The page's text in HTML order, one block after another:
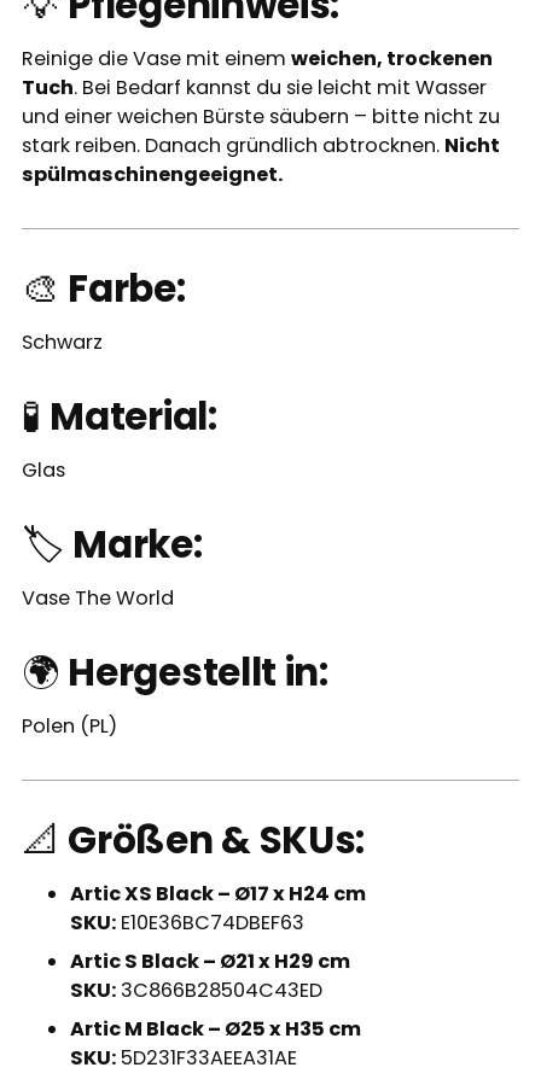
Reinige die Vase mit einem weichen, trockenen
Tuch. Bei Bedarf kannst du sie leicht mit Wasser
und einer weichen Bürste säubern – bitte nicht zu
stark reiben. Danach gründlich abtrocknen. Nicht
spülmaschinengeeignet.
🎨 Farbe:
Schwarz
🧪 Material:
Glas
🏷️ Marke:
Vase The World
🌍 Hergestellt in:
Polen (PL)
📐 Größen & SKUs:
Artic XS Black – Ø17 x H24 cm
SKU: E10E36BC74DBEF63
Artic S Black – Ø21 x H29 cm
SKU: 3C866B28504C43ED
Artic M Black – Ø25 x H35 cm
SKU: 5D231F33AEEA31AE